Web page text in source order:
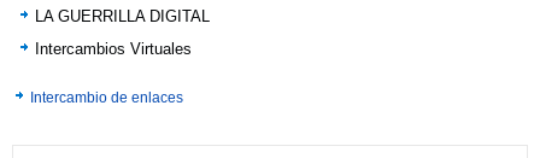
LA GUERRILLA DIGITAL
Intercambios Virtuales
Intercambio de enlaces